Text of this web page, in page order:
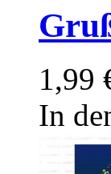
1,99
In